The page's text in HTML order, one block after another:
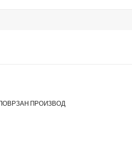
ПРОИЗВОД